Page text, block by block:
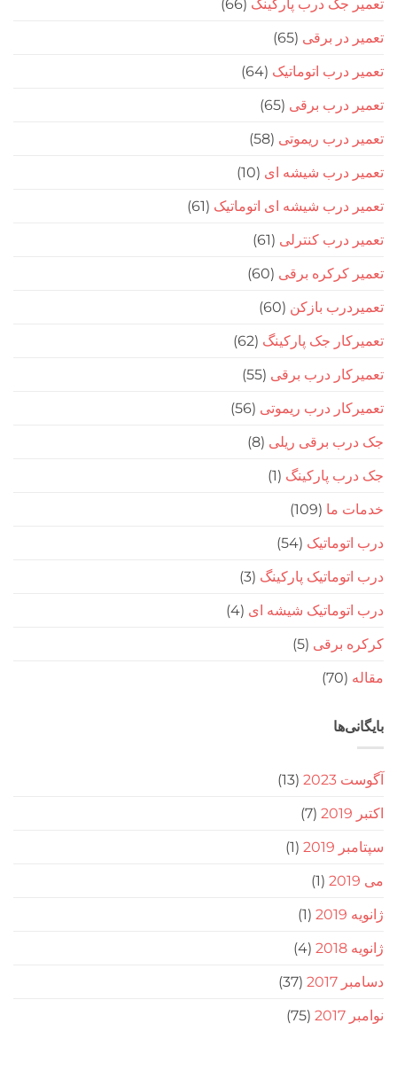
جک درب پارکینگ (66)
برقی (65)
اتوماتیک (64)
درب برقی (65)
درب ریموتی(58)
درب شیشه ای(10)
درب شیشه ای اتوماتیک (61)
درب کنترلی(61)
کرکره برقی(60)
بازکن(60)
جک پارکینگ (62)
درب برقی (55)
درب ریموتی(56)
برقی ریلی(8)
پارکینگ (1)
ما(109)
(54)
پارکینگ (3)
شیشه ای(4)
برقی(5)
(13)
(7)
(1)
(1)
(1)
(4)
(37)
(75)